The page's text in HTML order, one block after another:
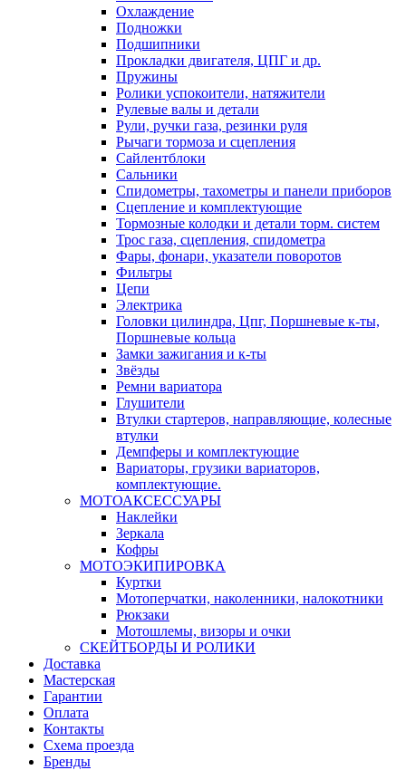
Охлаждение
Подножки
Подшипники
Прокладки двигателя, ЦПГ и др.
Пружины
Ролики успокоители, натяжители
Рулевые валы и детали
Рули, ручки газа, резинки руля
Рычаги тормоза и сцепления
Сайлентблоки
Сальники
Спидометры, тахометры и панели приборов
Сцепление и комплектующие
Тормозные колодки и детали торм. систем
Трос газа, сцепления, спидометра
Фары, фонари, указатели поворотов
Фильтры
Цепи
Электрика
Головки цилиндра, Цпг, Поршневые к-ты,
Поршневые кольца
Замки зажигания и к-ты
Звёзды
Ремни вариатора
Глушители
Втулки стартеров, направляющие, колесные
втулки
Демпферы и комплектующие
Вариаторы, грузики вариаторов,
комплектующие.
МОТОАКСЕССУАРЫ
Наклейки
Зеркала
Кофры
МОТОЭКИПИРОВКА
Куртки
Мотоперчатки, наколенники, налокотники
Рюкзаки
Мотошлемы, визоры и очки
СКЕЙТБОРДЫ И РОЛИКИ
Доставка
Мастерская
Гарантии
Оплата
Контакты
Схема проезда
Бренды